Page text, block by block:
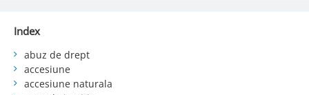
Index
abuz de drept
accesiune
accesiune naturala